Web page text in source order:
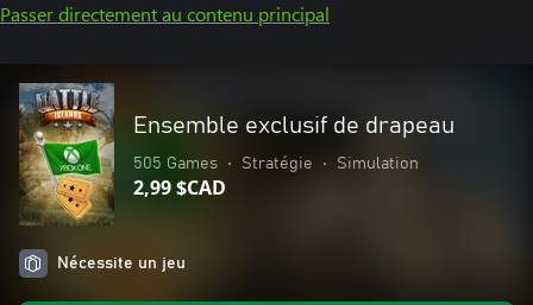
Passer directement au contenu principal
Ensemble exclusif de drapeau
505 Games • Stratégie • Simulation
2,99 $CAD
Nécessite un jeu